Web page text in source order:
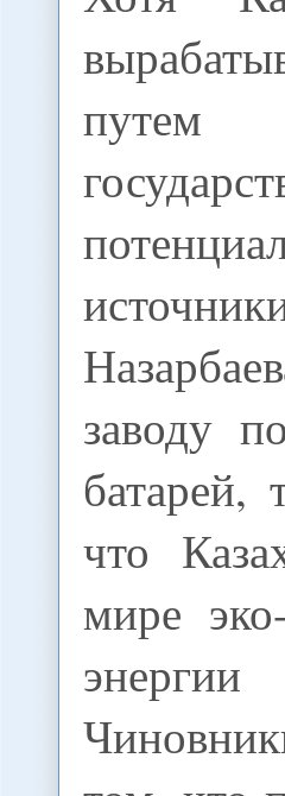
заводу
батарей,
что
мире
энергии